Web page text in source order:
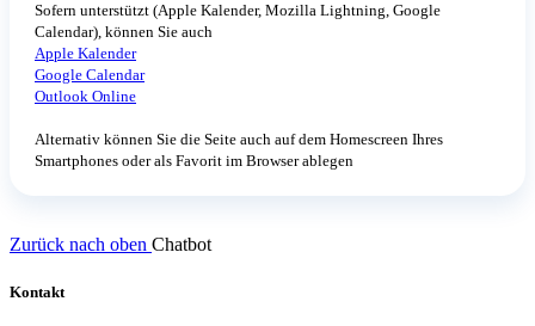
Sofern unterstützt (Apple Kalender, Mozilla Lightning, Google
Calendar), können Sie auch
Apple Kalender
Google Calendar
Outlook Online
Alternativ können Sie die Seite auch auf dem Homescreen Ihres
Smartphones oder als Favorit im Browser ablegen
Zurück nach oben Chatbot
Kontakt